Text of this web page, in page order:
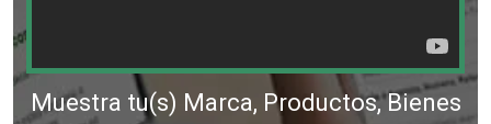
Muestra tu(s) Marca, Productos, Bienes